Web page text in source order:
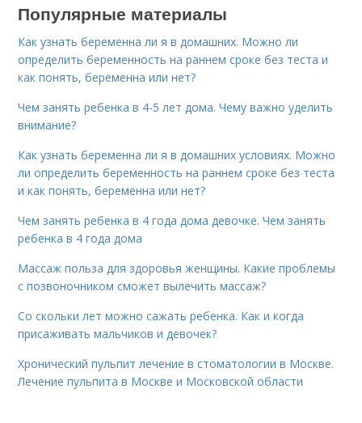
Популярные материалы
Как узнать беременна ли я в домашних. Можно ли
определить беременность на раннем сроке без теста и
как понять, беременна или нет?
Чем занять ребенка в 4-5 лет дома. Чему важно уделить
внимание?
Как узнать беременна ли я в домашних условиях. Можно
ли определить беременность на раннем сроке без теста
и как понять, беременна или нет?
Чем занять ребенка в 4 года дома девочке. Чем занять
ребенка в 4 года дома
Массаж польза для здоровья женщины. Какие проблемы
с позвоночником сможет вылечить массаж?
Со скольки лет можно сажать ребенка. Как и когда
присаживать мальчиков и девочек?
Хронический пульпит лечение в стоматологии в Москве.
Лечение пульпита в Москве и Московской области